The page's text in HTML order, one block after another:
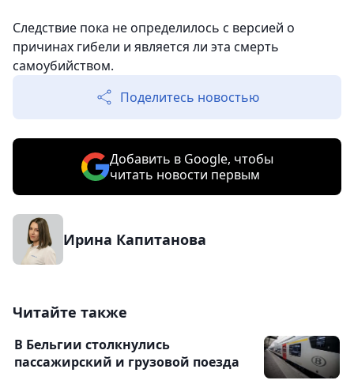
Следствие пока не определилось с версией о
причинах гибели и является ли эта смерть
самоубийством.
Поделитесь новостью
Добавить в Google, чтобы
читать новости первым
Ирина Капитанова
Читайте также
В Бельгии столкнулись
пассажирский и грузовой поезда